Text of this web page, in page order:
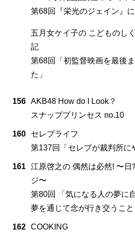
第68回『栄光のジェイン』に
五月女ケイ子の こどものし
記
第68回「初監督映画を最後
た」
156 AKB48 How do I Look？
スナッププリンセス no.10
160
セレブライフ
第137回「セレブが裁判所に
161 江原啓之の 偶然は必然! 〜日
ジ〜
第80回 「気になる人の夢に
夢を通じて念が行き交うこと
162 COOKING